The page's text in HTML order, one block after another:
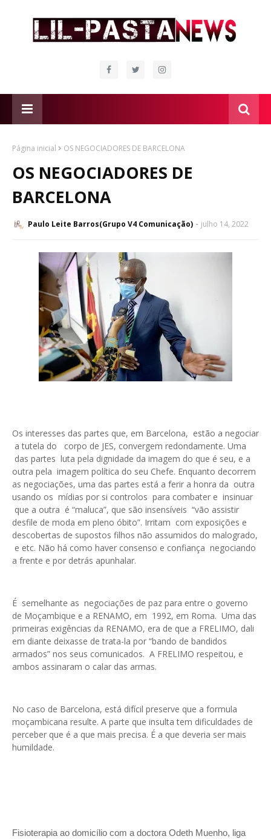
Página inicial OS NEGOCIADORES DE BARCELONA
OS NEGOCIADORES DE
BARCELONA
Paulo Leite Barros(Grupo V4 Comunicação) julho 14, 2022
Os interesses das partes que, em Barcelona, estão a negociar
a tutela do corpo de JES, convergem redondamente. Uma
das partes luta pela dignidade da imagem do que é seu, e a
outra pela imagem política do seu Chefe. Enquanto decorrem
as negociações, uma das partes está a ferir a honra da outra
usando os mídias por si controlos para combater e insinuar
que a outra é “maluca”, que são insensíveis “vão assistir
desfile de moda em pleno óbito”. Irritam com exposições e
descobertas de supostos filhos não assumidos do malogrado,
e etc. Não há como haver consenso e confiança negociando
a frente e por detrás apunhalar.
É semelhante as negociações de paz para entre o governo
de Moçambique e a RENAMO, em 1992, em Roma. Uma das
primeiras exigências da RENAMO, era de que a FRELIMO, dali
em diante deixasse de trata-la por “bando de bandidos
armados” nos seus comunicados. A FRELIMO respeitou, e
ambos assinaram o calar das armas.
No caso de Barcelona, está difícil preserve que a formula
moçambicana resulte. A parte que insulta tem dificuldades de
perceber que é a que mais precisa. É a que deveria ser mais
humildade.
Fisioterapia ao domicílio com a doctora Odeth Muenho, liga